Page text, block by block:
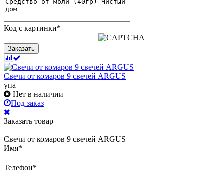
Код с картинки*
Заказать
Свечи от комаров 9 свечей ARGUS
упа
Нет в наличии
Под заказ
Заказать товар
Свечи от комаров 9 свечей ARGUS
Имя*
Телефон*